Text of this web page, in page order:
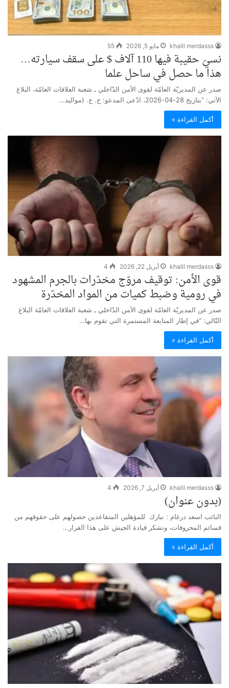
khalil merdasss مايو 5, 2026 55
نسيَ حقيبة فيها 110 آلاف $ على سقف سيارته…
هذا ما حصل في ساحل علما
صدر عن المديريّة العامّة لقوى الأمن الدّاخلي ـ شعبة العلاقات العامّة، البلاغ
الآتي: “بتاريخ 28-04-2026، ادّعى المدعو: ح. ح. (مواليد…
أكمل القراءة »
khalil merdasss أبريل 22, 2026 4
قوى الأمن: توقيف مروّج مخدّرات بالجرم المشهود
في رومية وضبط كميات من المواد المخدّرة
صدر عن المديريّة العامّة لقوى الأمن الدّاخلي ـ شعبة العلاقات العامّة البلاغ
التّالي: “في إطار المتابعة المستمرة التي تقوم بها…
أكمل القراءة »
khalil merdasss أبريل 7, 2026 4
(بدون عنوان)
النائب اسعد درغام : ‏نبارك ⁧‫ للمؤهلين المتقاعدين‬⁩ حصولهم على حقوقهم من
قسائم ⁧‫المحروقات‬⁩، ونشكر ⁧‫قيادة الجيش‬⁩ على هذا القرار…
أكمل القراءة »